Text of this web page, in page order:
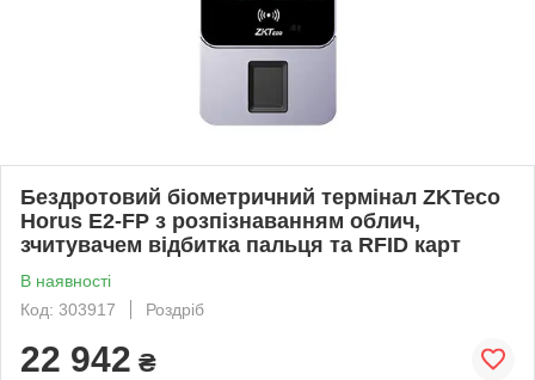
Бездротовий біометричний термінал ZKTeco
Horus E2-FP з розпізнаванням облич,
зчитувачем відбитка пальця та RFID карт
В наявності
Код: 303917
Роздріб
22 942 ₴